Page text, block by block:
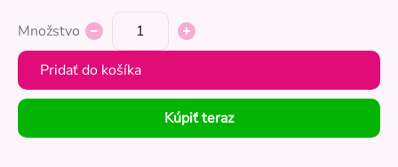
Množstvo
Pridať do košíka
Kúpiť teraz